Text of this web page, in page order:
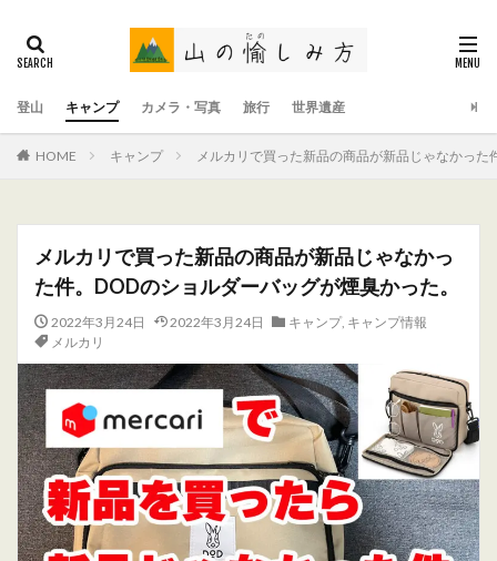
登山 キャンプ カメラ・写真 旅行 世界遺産
HOME キャンプ メルカリで買った新品の商品が新品じゃなかっ
メルカリで買った新品の商品が新品じゃなかっ
た件。DODのショルダーバッグが煙臭かった。
2022年3月24日 2022年3月24日 キャンプ, キャンプ情報
メルカリ